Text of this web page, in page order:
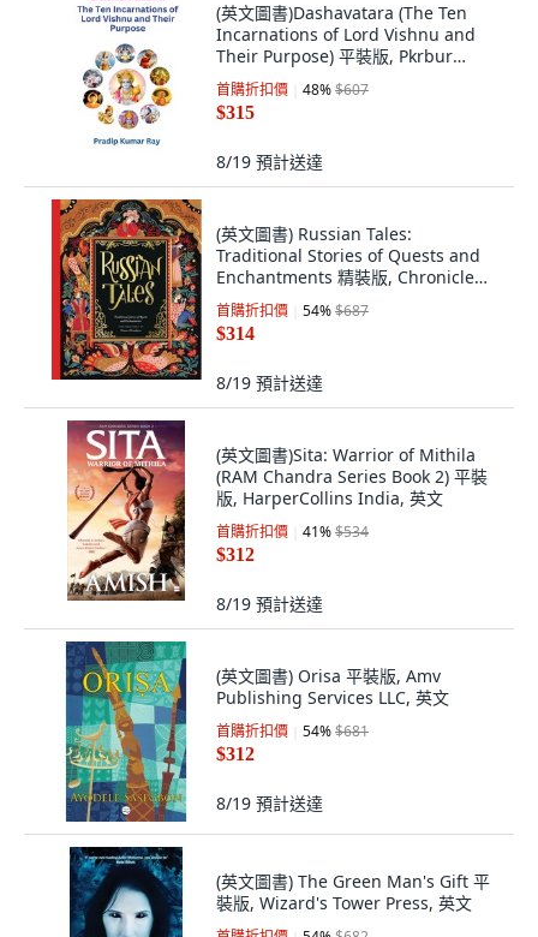
(英文圖書)Dashavatara (The Ten
Incarnations of Lord Vishnu and
Their Purpose) 平裝版, Pkrbur
Publication, 英文
首購折扣價 48%$607
$315
8/19 預計送達
(英文圖書) Russian Tales:
Traditional Stories of Quests and
Enchantments 精裝版, Chronicle
Books, 英文
首購折扣價 54%$687
$314
8/19 預計送達
(英文圖書)Sita: Warrior of Mithila
(RAM Chandra Series Book 2) 平裝
版, HarperCollins India, 英文
首購折扣價 41%$534
$312
8/19 預計送達
(英文圖書) Orisa 平裝版, Amv
Publishing Services LLC, 英文
首購折扣價 54%$681
$312
8/19 預計送達
(英文圖書) The Green Man's Gift 平
裝版, Wizard's Tower Press, 英文